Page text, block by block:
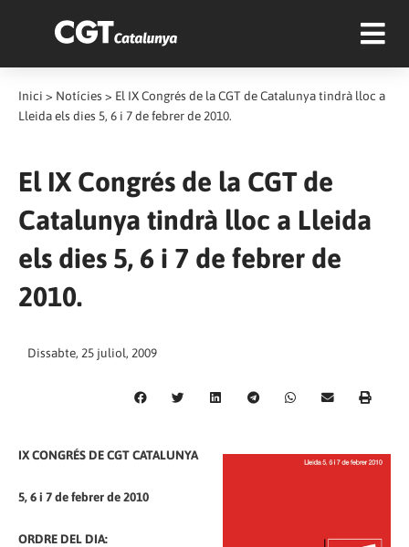
Inici > Notícies > El IX Congrés de la CGT de Catalunya tindrà lloc a
Lleida els dies 5, 6 i 7 de febrer de 2010.
El IX Congrés de la CGT de
Catalunya tindrà lloc a Lleida
els dies 5, 6 i 7 de febrer de
2010.
Dissabte, 25 juliol, 2009
IX CONGRÉS DE CGT CATALUNYA
5, 6 i 7 de febrer de 2010
ORDRE DEL DIA: